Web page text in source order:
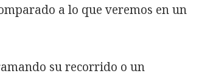
a lo que veremos en un
su recorrido o un